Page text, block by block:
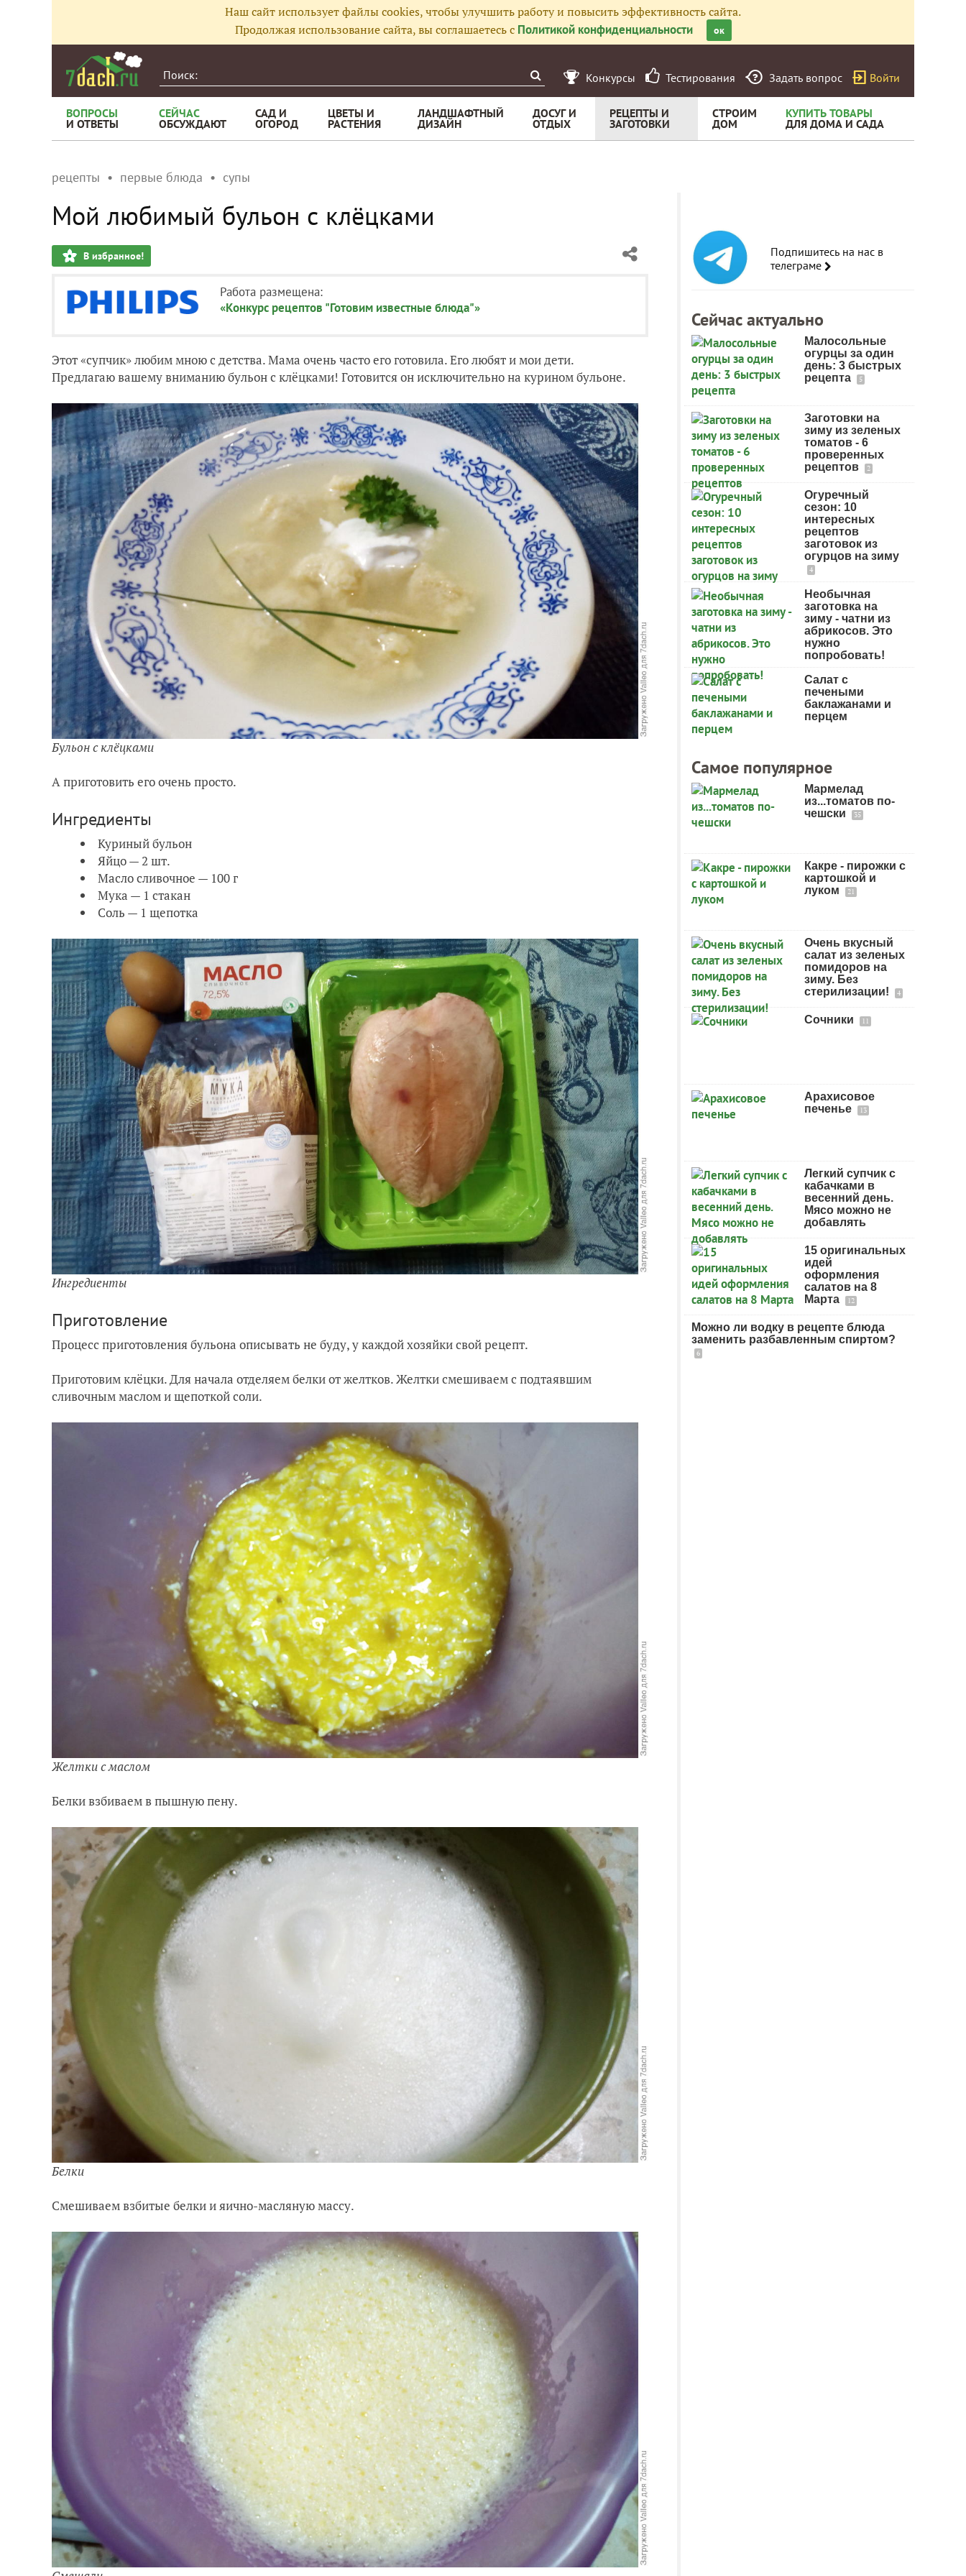
Наш сайт использует файлы cookies, чтобы улучшить работу и повысить эффективность сайта.
Продолжая использование сайта, вы соглашаетесь с Политикой конфиденциальности ок
Конкурсы Тестирования Задать вопрос Войти
ВОПРОСЫ
И ОТВЕТЫ
СЕЙЧАС
ОБСУЖДАЮТ
САД И
ОГОРОД
ЦВЕТЫ И
РАСТЕНИЯ
ЛАНДШАФТНЫЙ
ДИЗАЙН
ДОСУГ И
ОТДЫХ
РЕЦЕПТЫ И
ЗАГОТОВКИ
СТРОИМ
ДОМ
КУПИТЬ ТОВАРЫ
ДЛЯ ДОМА И САДА
рецепты первые блюда супы
Мой любимый бульон с клёцками
В избранное!
Работа размещена:
«Конкурс рецептов "Готовим известные блюда"»
Этот «супчик» любим мною с детства. Мама очень часто его готовила. Его любят и мои дети.
Предлагаю вашему вниманию бульон с клёцками! Готовится он исключительно на курином бульоне.
Бульон с клёцками
А приготовить его очень просто.
Ингредиенты
Куриный бульон
Яйцо — 2 шт.
Масло сливочное — 100 г
Мука — 1 стакан
Соль — 1 щепотка
Ингредиенты
Приготовление
Процесс приготовления бульона описывать не буду, у каждой хозяйки свой рецепт.
Приготовим клёцки. Для начала отделяем белки от желтков. Желтки смешиваем с подтаявшим
сливочным маслом и щепоткой соли.
Желтки с маслом
Белки взбиваем в пышную пену.
Белки
Смешиваем взбитые белки и яично-масляную массу.
Подпишитесь на нас в
телеграме
Сейчас актуально
Малосольные
огурцы за один
день: 3 быстрых
рецепта
5
Заготовки на
зиму из зеленых
томатов - 6
проверенных
рецептов
2
Огуречный
сезон: 10
интересных
рецептов
заготовок из
огурцов на зиму
4
Необычная
заготовка на
зиму - чатни из
абрикосов. Это
нужно
попробовать!
Салат с
печеными
баклажанами и
перцем
Самое популярное
Мармелад
из...томатов по-
чешски
35
Какре - пирожки с
картошкой и
луком
21
Очень вкусный
салат из зеленых
помидоров на
зиму. Без
стерилизации!
4
Сочники 11
Арахисовое
печенье
13
Легкий супчик с
кабачками в
весенний день.
Мясо можно не
добавлять
15 оригинальных
идей
оформления
салатов на 8
Марта
12
Можно ли водку в рецепте блюда
заменить разбавленным спиртом?
6